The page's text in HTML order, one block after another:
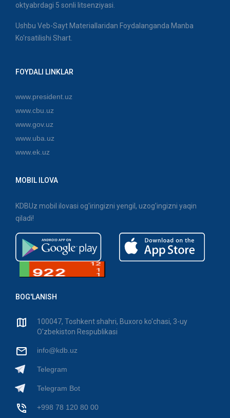
oktyabrdagi 5 sonli litsenziyasi.
Ushbu Veb-Sayt Materiallaridan Foydalanganda Manba
Ko'rsatilishi Shart.
FOYDALI LINKLAR
www.president.uz
www.cbu.uz
www.gov.uz
www.uba.uz
www.ek.uz
MOBIL ILOVA
KDBUz mobil ilovasi og'iringizni yengil, uzog'ingizni yaqin
qiladi!
BOG'LANISH
100047, Toshkent shahri, Buxoro ko'chasi, 3-uy
O'zbekiston Respublikasi
info@kdb.uz
Telegram
Telegram Bot
+998 78 120 80 00